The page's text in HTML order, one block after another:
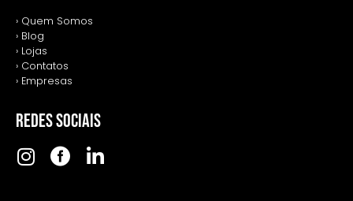
› Quem Somos
› Blog
› Lojas
› Contatos
› Empresas
REDES SOCIAIS